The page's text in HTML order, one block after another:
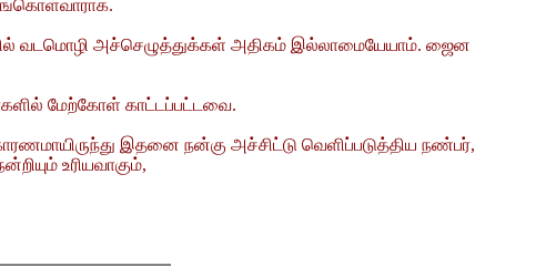
வடமொழி அச்செழுத்துக்கள் அதிகம் இல்லாமையேயாம். ஜைன
மேற்கோள் காட்டப்பட்டவை.
இதனை நன்கு அச்சிட்டு வெளிப்படுத்திய நண்பர்,
உரியவாகும்,